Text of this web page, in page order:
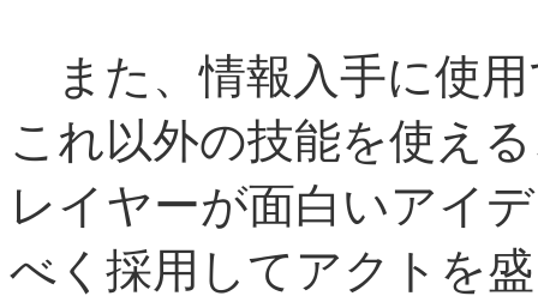
また、情報入手に使
これ以外の技能を使え
レイヤーが面白いアイ
べく採用してアクトを